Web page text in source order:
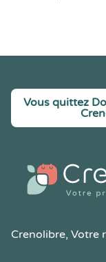
Vous quittez
Crenolibre, Votre